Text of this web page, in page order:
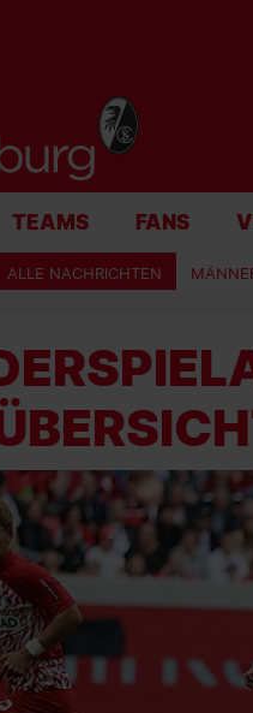
TEAMS FANS
ALLE NACHRICHTEN